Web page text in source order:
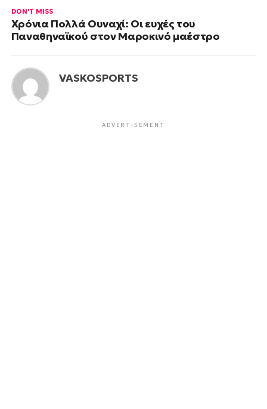
DON'T MISS
Χρόνια Πολλά Ουναχί: Οι ευχές του
Παναθηναϊκού στον Μαροκινό μαέστρο
VASKOSPORTS
ADVERTISEMENT